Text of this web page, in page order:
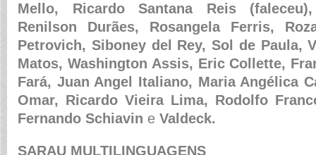
Mello, Ricardo Santana Reis
Renilson Durães, Rosangela Ferris,
Petrovich, Siboney del Rey, Sol de Paula,
Matos, Washington Assis, Eric Collette,
Fará, Juan Angel Italiano, Maria Angélica
Omar, Ricardo Vieira Lima, Rodolfo
Fernando Schiavin e Valdeck.
SARAU MULTILINGUAGENS